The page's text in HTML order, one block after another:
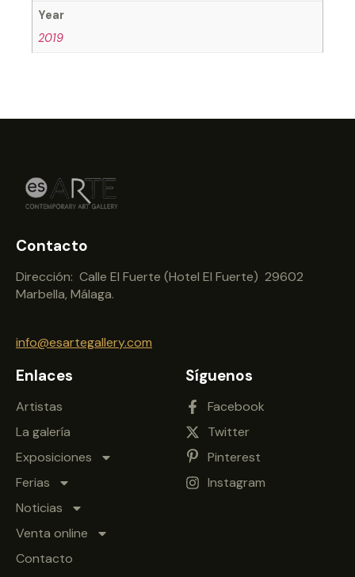
Year
2019
Contacto
Dirección: Calle El Fuerte (Hotel El Fuerte) 29602
Marbella, Málaga.
info@esartegallery.com
Enlaces
Artistas
La galería
Exposiciones
Ferias
Noticias
Venta online
Contacto
Síguenos
Facebook
Twitter
Pinterest
Instagram